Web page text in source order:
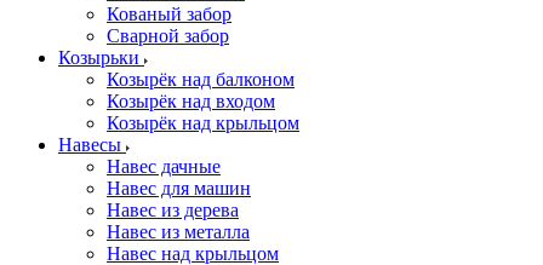
Кованый забор
Сварной забор
Козырьки
Козырёк над балконом
Козырёк над входом
Козырёк над крыльцом
Навесы
Навес дачные
Навес для машин
Навес из дерева
Навес из металла
Навес над крыльцом